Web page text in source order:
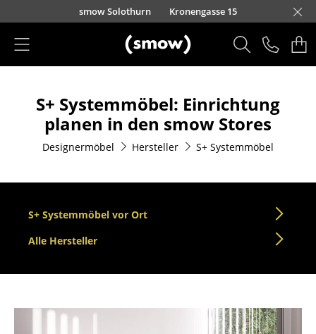
Direkt zum Inhaltsmow Solothurn Kronengasse 15
Sitzmöbel
Esszimmerstühle
Loungesessel
Freischwinger
Barhocker
S+ Systemmöbel: Einrichtung
planen in den smow Stores
Designermöbel Hersteller S+ Systemmöbel
S+ Systemmöbel vor Ort
Alle Hersteller